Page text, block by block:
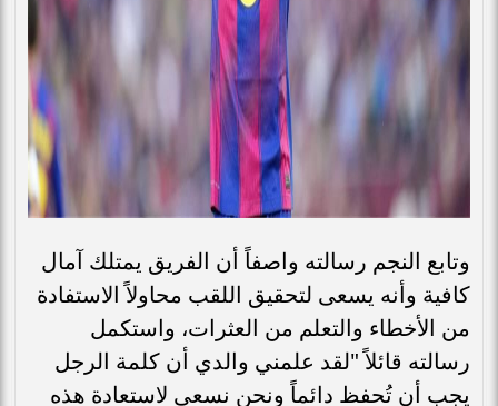
وتابع النجم رسالته واصفاً أن الفريق يمتلك آمال
كافية وأنه يسعى لتحقيق اللقب محاولاً الاستفادة
من الأخطاء والتعلم من العثرات، واستكمل
رسالته قائلاً "لقد علمني والدي أن كلمة الرجل
يجب أن تُحفظ دائماً ونحن نسعى لاستعادة هذه